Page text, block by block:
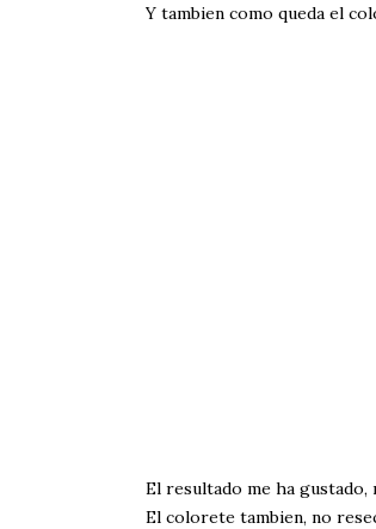
Y tambien como queda el
El resultado me ha
El colorete tambien, no